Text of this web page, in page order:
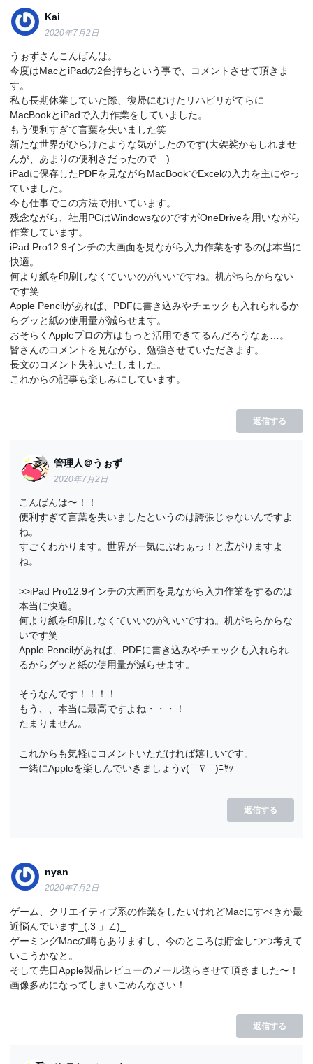
Kai
2020年7月2日
うぉずさんこんばんは。
今度はMacとiPadの2台持ちという事で、コメントさせて頂きま
す。
私も長期休業していた際、復帰にむけたリハビリがてらに
MacBookとiPadで入力作業をしていました。
もう便利すぎて言葉を失いました笑
新たな世界がひらけたような気がしたのです(大袈裟かもしれませ
んが、あまりの便利さだったので…)
iPadに保存したPDFを見ながらMacBookでExcelの入力を主にやっ
ていました。
今も仕事でこの方法で用いています。
残念ながら、社用PCはWindowsなのですがOneDriveを用いながら
作業しています。
iPad Pro12.9インチの大画面を見ながら入力作業をするのは本当に
快適。
何より紙を印刷しなくていいのがいいですね。机がちらからない
です笑
Apple Pencilがあれば、PDFに書き込みやチェックも入れられるか
らグッと紙の使用量が減らせます。
おそらくAppleプロの方はもっと活用できてるんだろうなぁ…。
皆さんのコメントを見ながら、勉強させていただきます。
長文のコメント失礼いたしました。
これからの記事も楽しみにしています。
返信する
管理人＠うぉず
2020年7月2日
こんばんは〜！！
便利すぎて言葉を失いましたというのは誇張じゃないんですよ
ね。
すごくわかります。世界が一気にぶわぁっ！と広がりますよ
ね。
>>iPad Pro12.9インチの大画面を見ながら入力作業をするのは
本当に快適。
何より紙を印刷しなくていいのがいいですね。机がちらからな
いです笑
Apple Pencilがあれば、PDFに書き込みやチェックも入れられ
るからグッと紙の使用量が減らせます。
そうなんです！！！！
もう、、本当に最高ですよね・・・！
たまりません。
これからも気軽にコメントいただければ嬉しいです。
一緒にAppleを楽しんでいきましょうv(￣∇￣)ﾆﾔｯ
返信する
nyan
2020年7月2日
ゲーム、クリエイティブ系の作業をしたいけれどMacにすべきか最
近悩んでいます_(:3 」∠)_
ゲーミングMacの噂もありますし、今のところは貯金しつつ考えて
いこうかなと。
そして先日Apple製品レビューのメール送らさせて頂きました〜！
画像多めになってしまいごめんなさい！
返信する